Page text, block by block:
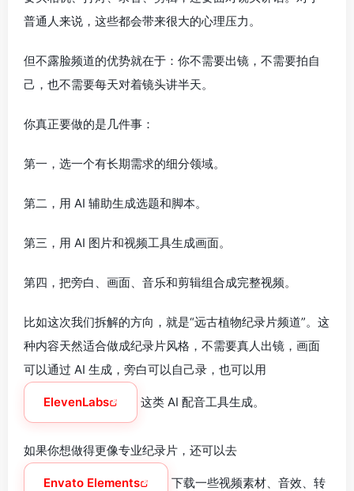
普通人来说，这些都会带来很大的心理压力。
但不露脸频道的优势就在于：你不需要出镜，不需要拍自
己，也不需要每天对着镜头讲半天。
你真正要做的是几件事：
第一，选一个有长期需求的细分领域。
第二，用 AI 辅助生成选题和脚本。
第三，用 AI 图片和视频工具生成画面。
第四，把旁白、画面、音乐和剪辑组合成完整视频。
比如这次我们拆解的方向，就是“远古植物纪录片频道”。这
种内容天然适合做成纪录片风格，不需要真人出镜，画面
可以通过 AI 生成，旁白可以自己录，也可以用
ElevenLabs 这类 AI 配音工具生成。
如果你想做得更像专业纪录片，还可以去
Envato Elements 下载一些视频素材、音效、转